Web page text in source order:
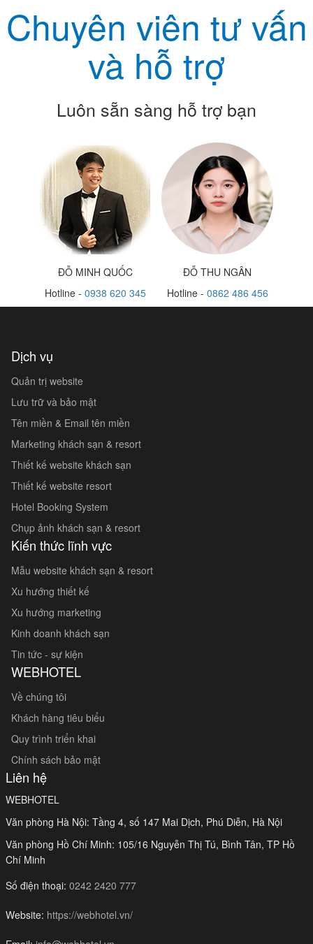
Chuyên viên tư vấn
và hỗ trợ
Luôn sẵn sàng hỗ trợ bạn
ĐỖ MINH QUỐC
Hotline - 0938 620 345
ĐỖ THU NGÂN
Hotline - 0862 486 456
Dịch vụ
Quản trị website
Lưu trữ và bảo mật
Tên miền & Email tên miền
Marketing khách sạn & resort
Thiết kế website khách sạn
Thiết kế website resort
Hotel Booking System
Chụp ảnh khách sạn & resort
Kiến thức lĩnh vực
Mẫu website khách sạn & resort
Xu hướng thiết kế
Xu hướng marketing
Kinh doanh khách sạn
Tin tức - sự kiện
WEBHOTEL
Về chúng tôi
Khách hàng tiêu biểu
Quy trình triển khai
Chính sách bảo mật
Liên hệ
WEBHOTEL
Văn phòng Hà Nội: Tầng 4, số 147 Mai Dịch, Phú Diễn, Hà Nội
Văn phòng Hồ Chí Minh: 105/16 Nguyễn Thị Tú, Bình Tân, TP Hồ
Chí Minh
Số điện thoại: 0242 2420 777
Website: https://webhotel.vn/